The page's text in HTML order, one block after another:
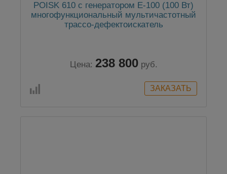
POISK 610 с генератором Е-100 (100 Вт)
многофункциональный мультичастотный
трассо-дефектоискатель
Цена: 238 800 руб.